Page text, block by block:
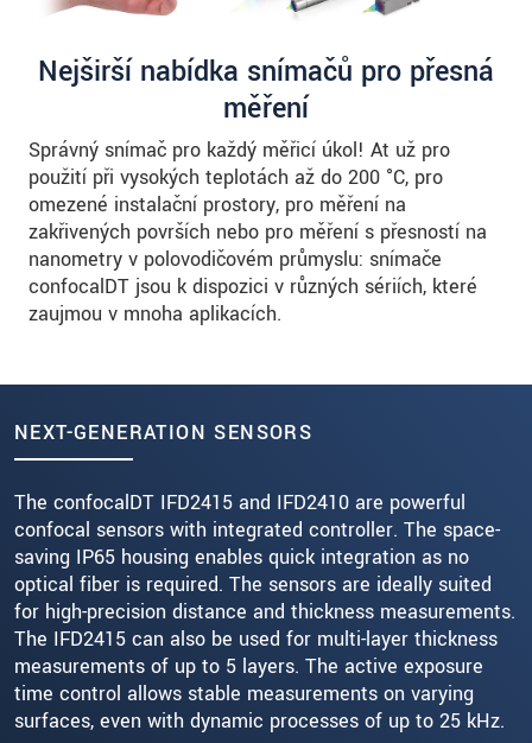
Nejširší nabídka snímačů pro přesná
měření
Správný snímač pro každý měřicí úkol! Ať už pro
použití při vysokých teplotách až do 200 °C, pro
omezené instalační prostory, pro měření na
zakřivených površích nebo pro měření s přesností na
nanometry v polovodičovém průmyslu: snímače
confocalDT jsou k dispozici v různých sériích, které
zaujmou v mnoha aplikacích.
NEXT-GENERATION SENSORS
The confocalDT IFD2415 and IFD2410 are powerful
confocal sensors with integrated controller. The space-
saving IP65 housing enables quick integration as no
optical fiber is required. The sensors are ideally suited
for high-precision distance and thickness measurements.
The IFD2415 can also be used for multi-layer thickness
measurements of up to 5 layers. The active exposure
time control allows stable measurements on varying
surfaces, even with dynamic processes of up to 25 kHz.